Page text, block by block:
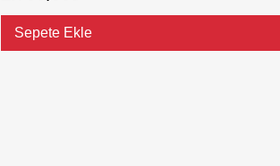
Sepete Ekle